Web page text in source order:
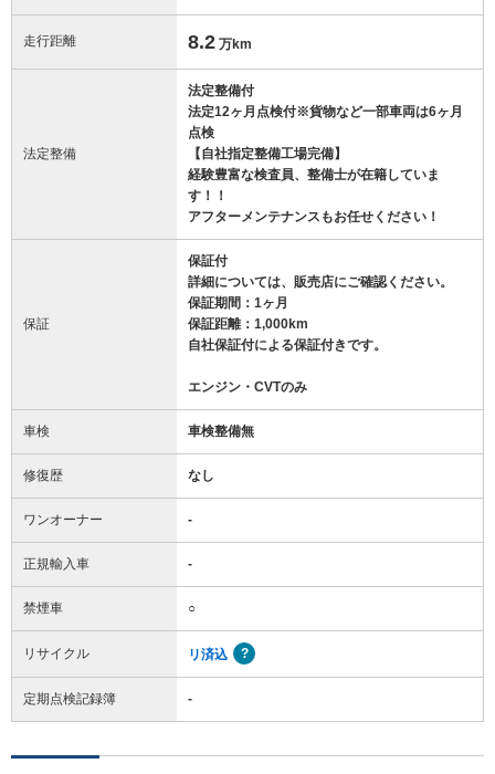
走行距離 8.2 万km
法定整備
法定整備付
法定12ヶ月点検付※貨物など一部車両は6ヶ月
点検
【自社指定整備工場完備】
経験豊富な検査員、整備士が在籍していま
す！！
アフターメンテナンスもお任せください！
保証
保証付
詳細については、販売店にご確認ください。
保証期間：1ヶ月
保証距離：1,000km
自社保証付による保証付きです。
エンジン・CVTのみ
車検 車検整備無
修復歴 なし
ワンオーナー -
正規輸入車 -
禁煙車 ○
リサイクル リ済込
定期点検記録簿 -